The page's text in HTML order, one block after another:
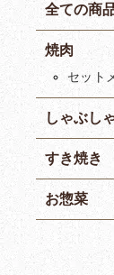
全ての商
焼肉
セット
しゃぶし
すき焼き
お惣菜